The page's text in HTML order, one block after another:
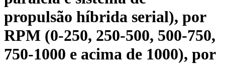
propulsão híbrida serial), por
RPM (0-250, 250-500, 500-750,
750-1000 e acima de 1000), por